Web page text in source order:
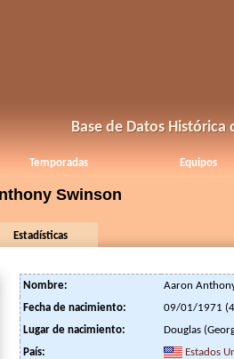
Base de Datos Histórica
Temporadas Equipos
Swinson
Estadísticas
Nombre:
Aaron
Fecha de nacimiento:
09/01/1971
Lugar de nacimiento:
Douglas
País:
Estados